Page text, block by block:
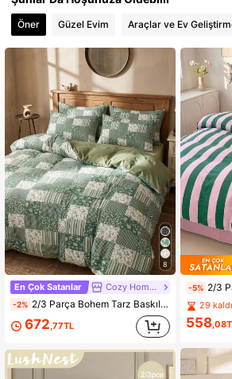
4,86 9.1K Takipçiler
4,86 9.1K Takipçiler
4,86 9.1K Takipçiler
4,86 9.1K Takipçiler
4,86 9.1K Takipçiler
4,86 9.1K Takipçiler
4,86 9.1K Takipçiler
Öner Güzel Evim Araçlar ve Ev
8
En Çok Satanlar Cozy Home Textiles
-2% 2/3 Parça Bohem Tarz Baskılı Nevresim Takımı, Yorgan Kılıf Seti, Yatak Takımı, Rahat ve Nefes Alabilen, Hafif, Tüylenme Karşıtı/Makinede Yıkanabilir, Oda Dekoru, Yatak Odası Dekoru, Yurt Yatak Takımı, Tüm Mevsimler İçin, Twin/Full/Queen/King Yataklara Uygun, Sonbahar Ev Dekoru
672,77TL
-5% 2/3 Parça Çizgili Desenli Nevresim/Yorgan
29 kaldı
558